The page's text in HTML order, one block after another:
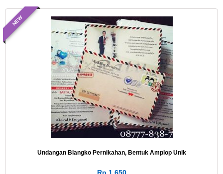
NEW
Undangan Blangko Pernikahan, Bentuk Amplop Unik